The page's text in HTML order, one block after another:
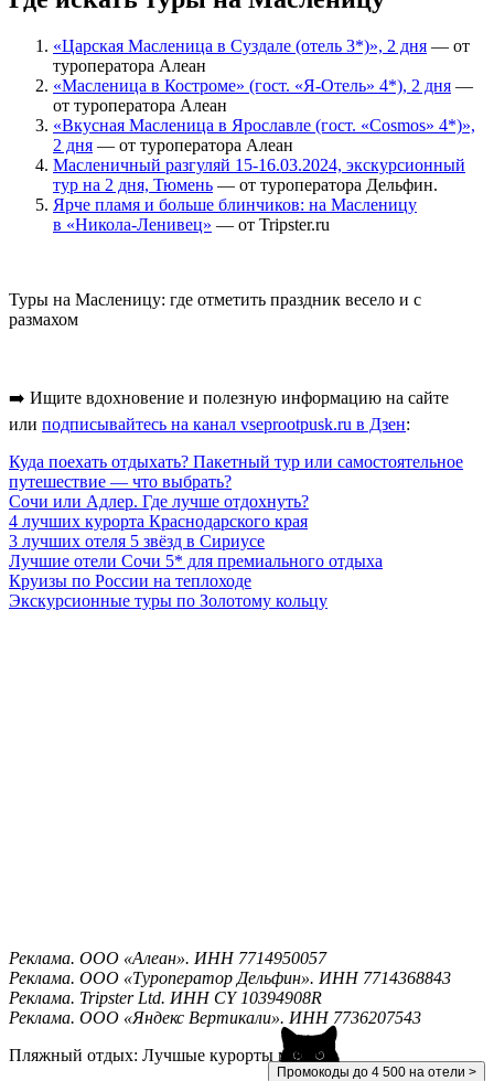
Промокоды до 4 500 на отели >
«Царская Масленица в Суздале (отель 3*)», 2 дня — от
туроператора Алеан
«Масленица в Костроме» (гост. «Я-Отель» 4*), 2 дня —
от туроператора Алеан
«Вкусная Масленица в Ярославле (гост. «Cosmos» 4*)»,
2 дня — от туроператора Алеан
Масленичный разгуляй 15-16.03.2024, экскурсионный
тур на 2 дня, Тюмень — от туроператора Дельфин.
Ярче пламя и больше блинчиков: на Масленицу
в «Никола-Ленивец» — от Tripster.ru
Туры на Масленицу: где отметить праздник весело и с
размахом
➡️ Ищите вдохновение и полезную информацию на сайте
или подписывайтесь на канал vseprootpusk.ru в Дзен:
Куда поехать отдыхать? Пакетный тур или самостоятельное
путешествие — что выбрать?
Сочи или Адлер. Где лучше отдохнуть?
4 лучших курорта Краснодарского края
3 лучших отеля 5 звёзд в Сириусе
Лучшие отели Сочи 5* для премиального отдыха
Круизы по России на теплоходе
Экскурсионные туры по Золотому кольцу
Реклама. ООО «Алеан». ИНН 7714950057
Реклама. ООО «Туроператор Дельфин». ИНН 7714368843
Реклама. Tripster Ltd. ИНН CY 10394908R
Реклама. ООО «Яндекс Вертикали». ИНН 7736207543
Пляжный отдых: Лучшые курорты мира